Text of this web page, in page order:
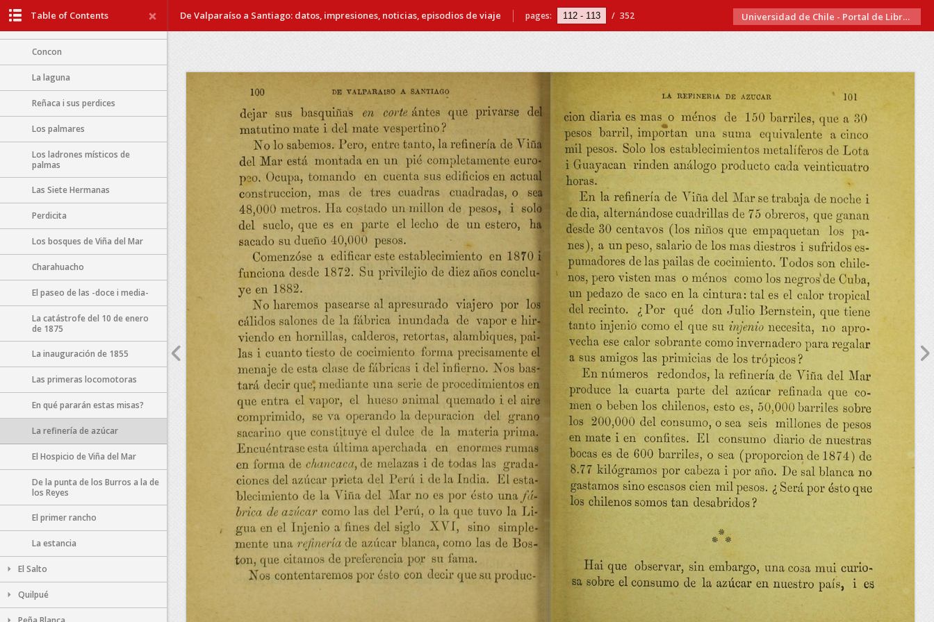
De Valparaíso a Santiago: datos, impresiones, noticias, episodios de viaje pages: / 352 Universidad de Chile - Portal de Libros Electrónicos
Table of Contents
Concon
La laguna
Reñaca i sus perdices
Los palmares
Los ladrones místicos de
palmas
Las Siete Hermanas
Perdicita
Los bosques de Viña del Mar
Charahuacho
El paseo de las -doce i media-
La catástrofe del 10 de enero
de 1875
La inauguración de 1855
Las primeras locomotoras
En qué pararán estas misas?
La refinería de azúcar
El Hospicio de Viña del Mar
De la punta de los Burros a la de
los Reyes
El primer rancho
La estancia
El Salto
Quilpué